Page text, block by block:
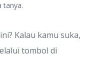
tanya.
Kalau kamu suka,
tombol di